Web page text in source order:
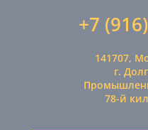
+7
141707,
г.
78-й